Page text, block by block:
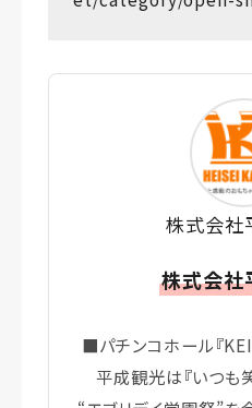
株式会社
株式会社
■パチンコホール『
平成観光は『いつも